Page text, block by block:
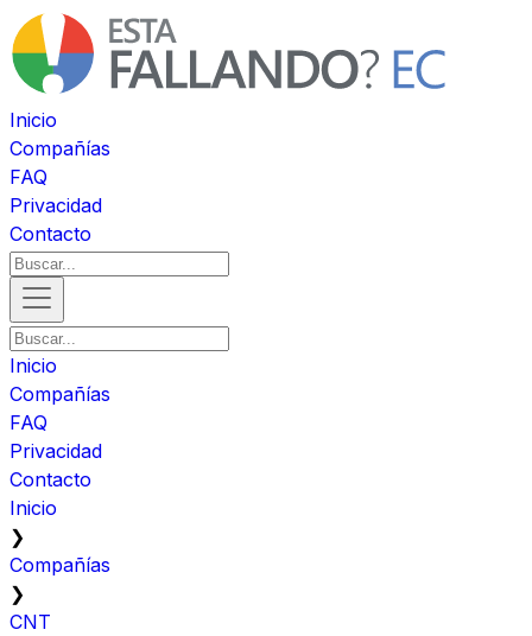
Inicio
Compañías
FAQ
Privacidad
Contacto
Inicio
Compañías
FAQ
Privacidad
Contacto
Inicio
❯
Compañías
❯
CNT